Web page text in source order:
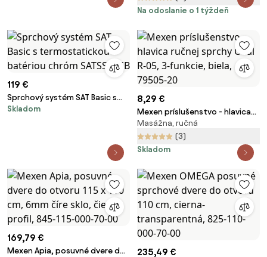
chrómový profil, 856-090-000-
Na odoslanie o 1 týždeň
119 €
Sprchový systém SAT Basic s
termostatickou batériou
Skladom
8,29 €
Mexen príslušenstvo - hlavica
ručnej sprchy Oval R-05, 3-
funkcie, biela, 79505-20
Masážna, ručná
(3)
Skladom
169,79 €
Mexen Apia, posuvné dvere do 235,49 €